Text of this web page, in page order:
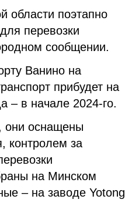
области поэтапно
перевозки
сообщении.
Ванино на
прибудет на
– в начале 2024-го.
они оснащены
контролем за
на Минском
– на заводе Yotong